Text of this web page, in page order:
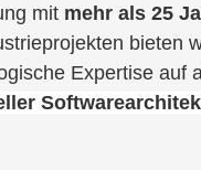
mit mehr als 25
bieten
Expertise auf